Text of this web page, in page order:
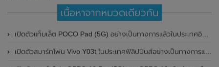
เนื้อหาจากหมวดเดียวกัน
เปิดตัวแท็บเล็ต POCO Pad (5G) อย่างเป็นทางการแล้วในประเทศอินเดีย มาพร้อมชิปเซ็ต Snapdragon 7s Gen 2 ของ Qualcomm และรองรับเครือข่าย 5G
เปิดตัวสมาร์ทโฟน Vivo Y03t ในประเทศฟิลิปปินส์อย่างเป็นทางการแล้ว มาพร้อมชิปเซ็ต Unisoc T612 , กล้องหลัง ความละเอียด 13MP , แบตเตอรี่ 5,000mAh และหน้าจอแสดงผล LCD / 90Hz